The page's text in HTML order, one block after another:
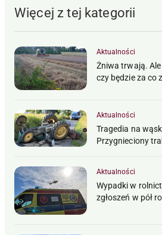
Więcej z tej kategorii
Aktualności
Żniwa trwają.
czy będzie za co
Aktualności
Tragedia na
Przygnieciony
Aktualności
Wypadki w
zgłoszeń w pół